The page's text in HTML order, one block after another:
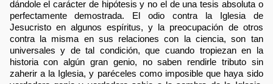
dándole el carácter de hipótesis y no el de una tesis absoluta o
perfectamente demostrada. El odio contra la Iglesia de
Jesucristo en algunos espíritus, y la preocupación de otros
contra la misma en sus relaciones con la ciencia, son tan
universales y de tal condición, que cuando tropiezan en la
historia con algún gran genio, no saben rendirle tributo sin
zaherir a la Iglesia, y paréceles como imposible que haya sido